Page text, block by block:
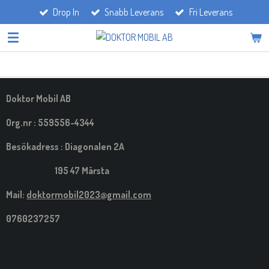
till
huvudinnehållet
Drop In Snabb Leverans Fri Leverans
Doktor Mobil AB
Org.nr : 559556-4344
Besökadress : Diagonalen 2A
195 47 Märsta
Mail: doktormobil2023@gmail.com
0760237257